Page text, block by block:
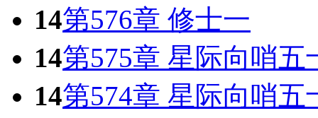
14第576章 修士一
14第575章 星际向哨五
14第574章 星际向哨五